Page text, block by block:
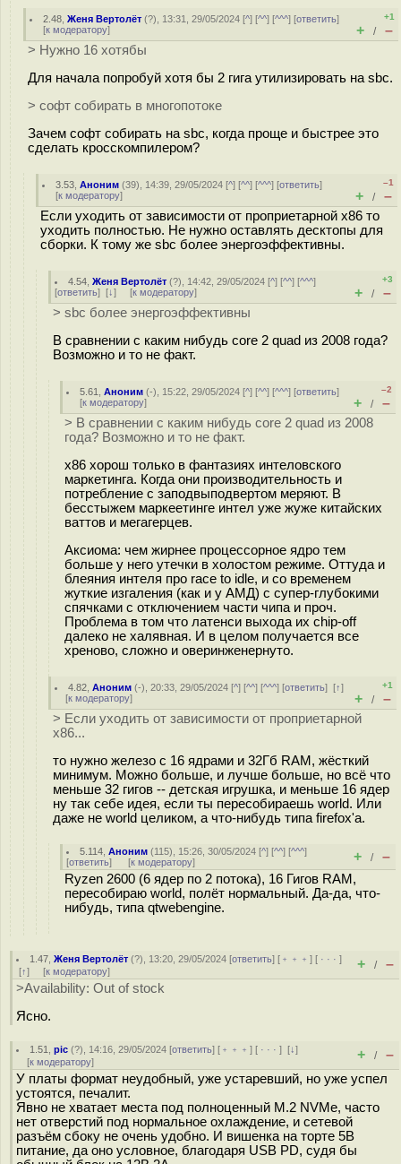
2.48 ,Женя Вертолёт (?), 13:31, 29/05/2024 [^] [^^] [^^^] [ответить]
[к модератору]
+1
+ / –
> Нужно 16 хотябы
Для начала попробуй хотя бы 2 гига утилизировать на sbc.
> софт собирать в многопотоке
Зачем софт собирать на sbc, когда проще и быстрее это
сделать кросскомпилером?
3.53 ,Аноним (39), 14:39, 29/05/2024 [^] [^^] [^^^] [ответить]
[к модератору]
–1
+ / –
Если уходить от зависимости от проприетарной x86 то
уходить полностью. Не нужно оставлять десктопы для
сборки. К тому же sbc более энергоэффективны.
4.54 ,Женя Вертолёт (?), 14:42, 29/05/2024 [^] [^^] [^^^]
[ответить] [↓] [к модератору]
+3
+ / –
> sbc более энергоэффективны
В сравнении с каким нибудь core 2 quad из 2008 года?
Возможно и то не факт.
5.61 ,Аноним (-), 15:22, 29/05/2024 [^] [^^] [^^^] [ответить]
[к модератору]
–2
+ / –
> В сравнении с каким нибудь core 2 quad из 2008
года? Возможно и то не факт.
x86 хорош только в фантазиях интеловского
маркетинга. Когда они производительность и
потребление с заподвыподвертом меряют. В
бесстыжем маркеетинге интел уже жуже китайских
ваттов и мегагерцев.
Аксиома: чем жирнее процессорное ядро тем
больше у него утечки в холостом режиме. Оттуда и
блеяния интеля про race to idle, и со временем
жуткие изгаления (как и у АМД) с супер-глубокими
спячками с отключением части чипа и проч.
Проблема в том что латенси выхода их chip-off
далеко не халявная. И в целом получается все
хреново, сложно и оверинженернуто.
4.82 ,Аноним (-), 20:33, 29/05/2024 [^] [^^] [^^^] [ответить][↑]
[к модератору]
+1
+ / –
> Если уходить от зависимости от проприетарной
x86...
то нужно железо с 16 ядрами и 32Гб RAM, жёсткий
минимум. Можно больше, и лучше больше, но всё что
меньше 32 гигов -- детская игрушка, и меньше 16 ядер
ну так себе идея, если ты пересобираешь world. Или
даже не world целиком, а что-нибудь типа firefox'а.
5.114 ,Аноним (115), 15:26, 30/05/2024 [^] [^^] [^^^]
[ответить] [к модератору] + / –
Ryzen 2600 (6 ядер по 2 потока), 16 Гигов RAM,
пересобираю world, полёт нормальный. Да-да, что-
нибудь, типа qtwebengine.
1.47 ,Женя Вертолёт (?), 13:20, 29/05/2024 [ответить] [ ﹢﹢﹢] [ · · ·]
[↑] [к модератору] + / –
>Availability: Out of stock
Ясно.
1.51 ,pic (?), 14:16, 29/05/2024 [ответить] [ ﹢﹢﹢] [ · · ·][↓]
[к модератору] + / –
У платы формат неудобный, уже устаревший, но уже успел
устоятся, печалит.
Явно не хватает места под полноценный M.2 NVMe, часто
нет отверстий под нормальное охлаждение, и сетевой
разъём сбоку не очень удобно. И вишенка на торте 5В
питание, да оно условное, благодаря USB PD, судя бы